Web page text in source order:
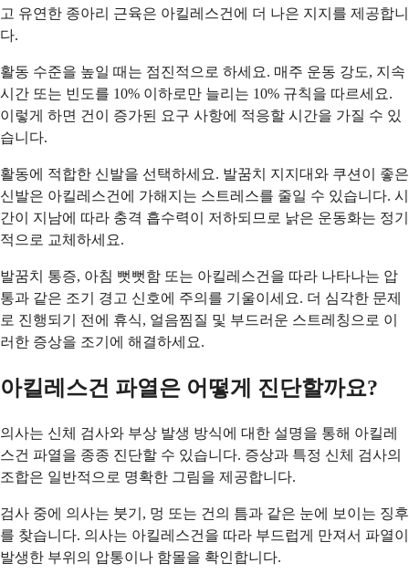
고 유연한 종아리 근육은 아킬레스건에 더 나은 지지를 제공합니
다.
활동 수준을 높일 때는 점진적으로 하세요. 매주 운동 강도, 지속
시간 또는 빈도를 10% 이하로만 늘리는 10% 규칙을 따르세요.
이렇게 하면 건이 증가된 요구 사항에 적응할 시간을 가질 수 있
습니다.
활동에 적합한 신발을 선택하세요. 발꿈치 지지대와 쿠션이 좋은
신발은 아킬레스건에 가해지는 스트레스를 줄일 수 있습니다. 시
간이 지남에 따라 충격 흡수력이 저하되므로 낡은 운동화는 정기
적으로 교체하세요.
발꿈치 통증, 아침 뻣뻣함 또는 아킬레스건을 따라 나타나는 압
통과 같은 조기 경고 신호에 주의를 기울이세요. 더 심각한 문제
로 진행되기 전에 휴식, 얼음찜질 및 부드러운 스트레칭으로 이
러한 증상을 조기에 해결하세요.
아킬레스건 파열은 어떻게 진단할까요?
의사는 신체 검사와 부상 발생 방식에 대한 설명을 통해 아킬레
스건 파열을 종종 진단할 수 있습니다. 증상과 특정 신체 검사의
조합은 일반적으로 명확한 그림을 제공합니다.
검사 중에 의사는 붓기, 멍 또는 건의 틈과 같은 눈에 보이는 징후
를 찾습니다. 의사는 아킬레스건을 따라 부드럽게 만져서 파열이
발생한 부위의 압통이나 함몰을 확인합니다.